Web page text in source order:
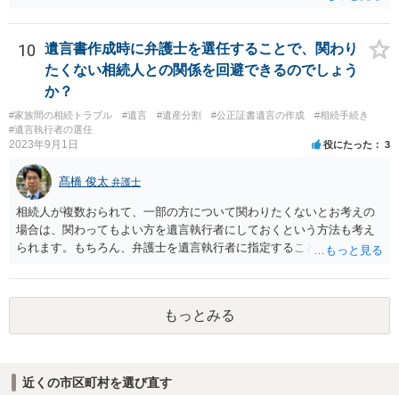
誘導しかしてこないと思います。
10
遺言書作成時に弁護士を選任することで、関わり
たくない相続人との関係を回避できるのでしょう
か？
#家族間の相続トラブル #遺言 #遺産分割 #公正証書遺言の作成
#相続手続き
#遺言執行者の選任
2023年9月1日 役にたった 3
髙橋 俊太 弁護士
相続人が複数おられて、一部の方について関わりたくないとお考えの
場合は、関わってもよい方を遺言執行者にしておくという方法も考え
られます。もちろん、弁護士を遺言執行者に指定することもできます
方に再委任の権限を付与しておくという方法もあります。 一度、弁護
士に直接ご相談されることをお勧めいたします。
もっとみる
近くの市区町村を選び直す